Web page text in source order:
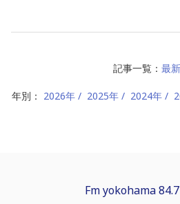
記事一覧： 最
年別： 2026年 2025年 2024年
Fm yokohama